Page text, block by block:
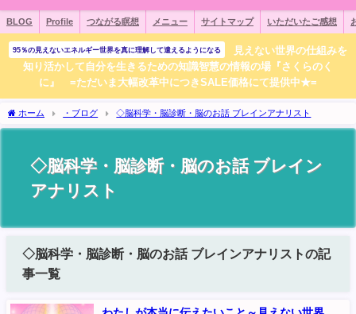
BLOG Profile つながる瞑想 メニュー サイトマップ いただいたご感想
95％の見えないエネルギー世界を真に理解して遣えるようになる
見えない世界の仕組みを
知り活かして自分を生きるための知識智慧の情報の場『さくらのく
に』 =ただいま大幅改革中につきSALE価格にて提供中★=
ホーム ・ブログ ◇脳科学・脳診断・脳のお話 ブレインアナリスト
◇脳科学・脳診断・脳のお話 ブレイン
アナリスト
◇脳科学・脳診断・脳のお話 ブレインアナリストの記
事一覧